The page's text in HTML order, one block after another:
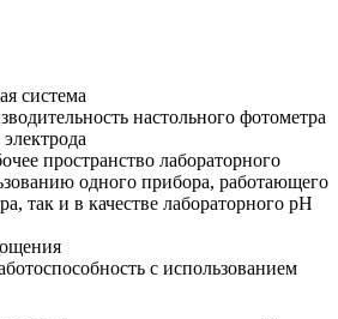
система
настольного фотометра
пространство лабораторного
одного прибора, работающего
так и в качестве лабораторного рН
с использованием